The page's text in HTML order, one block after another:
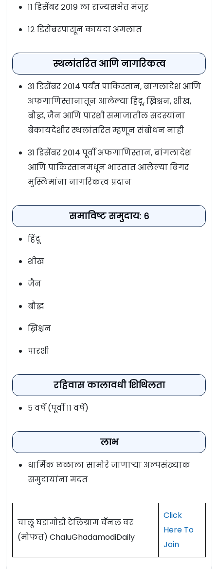
११ डिसेंबर २०१९ ला राज्यसभेत मंजूर
१२ डिसेंबरपासून कायदा अंमलात
स्थलांतरित आणि नागरिकत्व
३१ डिसेंबर २०१४ पर्यंत पाकिस्तान, बांगलादेश आणि
अफगाणिस्तानातून आलेल्या हिंदू, ख्रिश्चन, शीख,
बौद्ध, जैन आणि पारशी समाजातील सदस्यांना
बेकायदेशीर स्थलांतरित म्हणून संबोधन नाही
३१ डिसेंबर २०१४ पूर्वी अफगाणिस्तान, बांगलादेश
आणि पाकिस्तानमधून भारतात आलेल्या बिगर
मुस्लिमांना नागरिकत्व प्रदान
समाविष्ट समुदाय: ६
हिंदू
शीख
जैन
बौद्ध
ख्रिश्चन
पारशी
रहिवास कालावधी शिथिलता
५ वर्षे (पूर्वी ११ वर्षे)
लाभ
धार्मिक छळाला सामोरे जाणाऱ्या अल्पसंख्याक
समुदायांना मदत
चालू घडामोडी टेलिग्राम चॅनल वर
(मोफत) ChaluGhadamodiDaily
Click
Here To
Join